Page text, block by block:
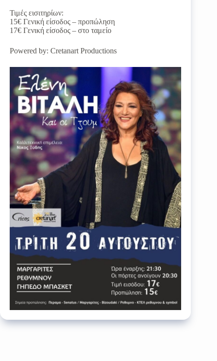
Τιμές εισιτηρίων:
15€ Γενική είσοδος – προπώληση
17€ Γενική είσοδος – στο ταμείο
Powered by: Cretanart Productions